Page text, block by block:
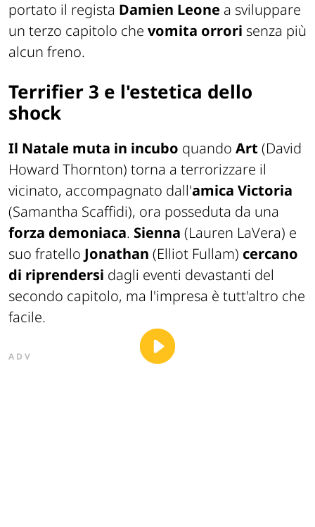
portato il regista Damien Leone a sviluppare
un terzo capitolo che vomita orrori senza più
alcun freno.
Terrifier 3 e l'estetica dello
shock
Il Natale muta in incubo quando Art (David
Howard Thornton) torna a terrorizzare il
vicinato, accompagnato dall'amica Victoria
(Samantha Scaffidi), ora posseduta da una
forza demoniaca. Sienna (Lauren LaVera) e
suo fratello Jonathan (Elliot Fullam) cercano
di riprendersi dagli eventi devastanti del
secondo capitolo, ma l'impresa è tutt'altro che
facile.
ADV